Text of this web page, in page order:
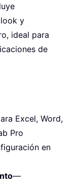
y
ideal para
de
Excel, Word,
Pro
en
—